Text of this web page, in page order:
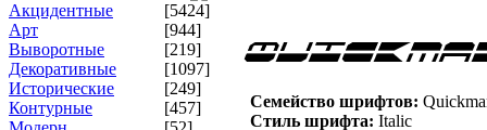
Акцидентные
[5424]
Арт
[944]
Выворотные
[219]
Декоративные
[1097]
Исторические
[249]
Контурные
[457]
Семейство шрифтов:
Стиль шрифта: Italic